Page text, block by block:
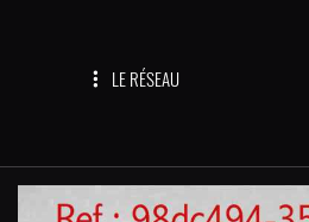
LE RÉSEAU